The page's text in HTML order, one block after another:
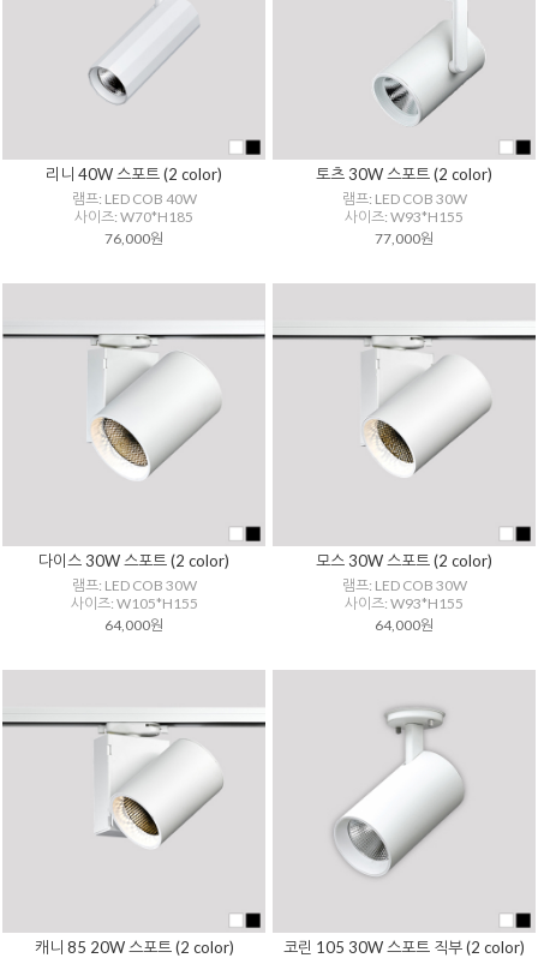
리니 40W 스포트 (2 color)
램프: LED COB 40W
사이즈: W70*H185
76,000원
토츠 30W 스포트 (2 color)
램프: LED COB 30W
사이즈: W93*H155
77,000원
다이스 30W 스포트 (2 color)
램프: LED COB 30W
사이즈: W105*H155
64,000원
모스 30W 스포트 (2 color)
램프: LED COB 30W
사이즈: W93*H155
64,000원
캐니 85 20W 스포트 (2 color) 코린 105 30W 스포트 직부 (2 color)